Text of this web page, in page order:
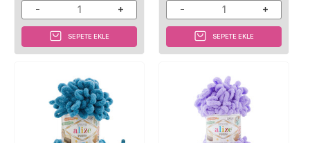
SEPETE EKLE SEPETE EKLE